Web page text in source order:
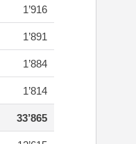
1’916
1’891
1’884
1’814
33’865